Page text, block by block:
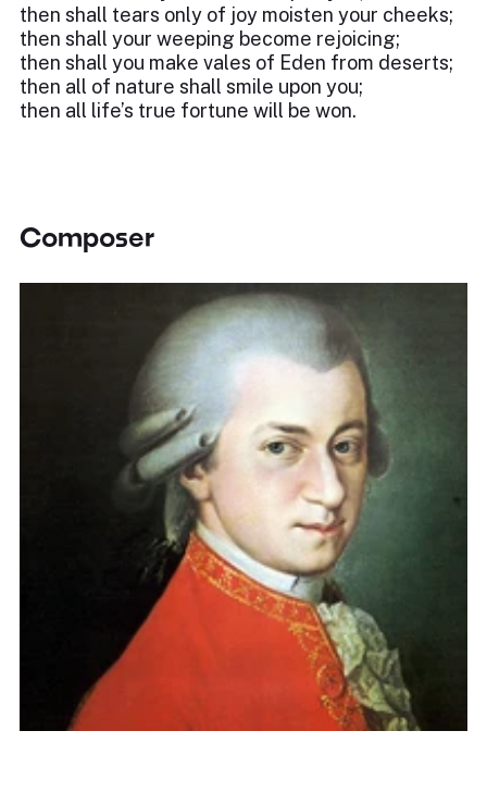
then shall tears only of joy moisten your cheeks;
then shall your weeping become rejoicing;
then shall you make vales of Eden from deserts;
then all of nature shall smile upon you;
then all life’s true fortune will be won.
Composer